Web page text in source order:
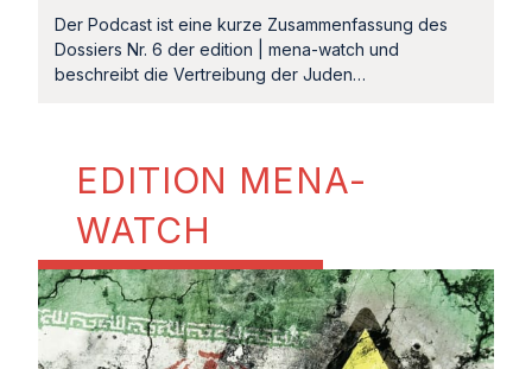
Der Podcast ist eine kurze Zusammenfassung des
Dossiers Nr. 6 der edition | mena-watch und
beschreibt die Vertreibung der Juden…
EDITION MENA-
WATCH